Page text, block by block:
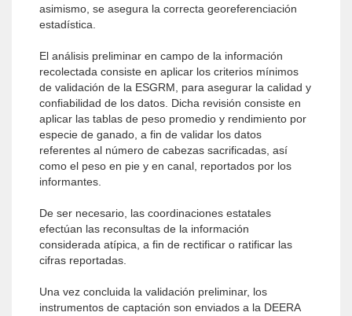
asimismo, se asegura la correcta georeferenciación
estadística.
El análisis preliminar en campo de la información
recolectada consiste en aplicar los criterios mínimos
de validación de la ESGRM, para asegurar la calidad y
confiabilidad de los datos. Dicha revisión consiste en
aplicar las tablas de peso promedio y rendimiento por
especie de ganado, a fin de validar los datos
referentes al número de cabezas sacrificadas, así
como el peso en pie y en canal, reportados por los
informantes.
De ser necesario, las coordinaciones estatales
efectúan las reconsultas de la información
considerada atípica, a fin de rectificar o ratificar las
cifras reportadas.
Una vez concluida la validación preliminar, los
instrumentos de captación son enviados a la DEERA